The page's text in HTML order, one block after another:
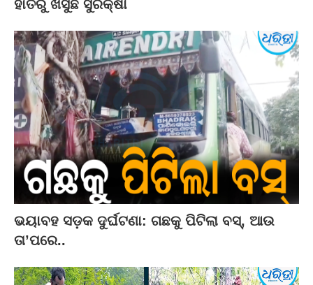
ହାତରୁ ଖସୁଛି ସୁରକ୍ଷା
ଭୟାବହ ସଡ଼କ ଦୁର୍ଘଟଣା: ଗଛକୁ ପିଟିଲା ବସ୍‌, ଆଉ
ତା’ପରେ..